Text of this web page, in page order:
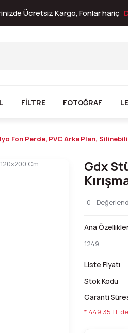
Ücretsiz Kargo, Fonlar hariç
FİLTRE FOTOĞRAF
Fon Perde, PVC Arka Plan,
Gdx
0 -
Ana
1249
Liste Fiyatı
Stok Kodu
Garanti
* 449,35 TL